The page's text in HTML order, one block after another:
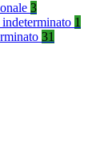
3
1
31